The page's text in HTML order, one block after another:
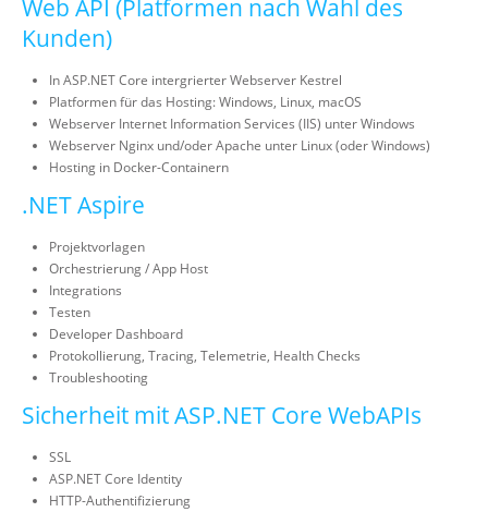
Web API (Platformen nach Wahl des
Kunden)
In ASP.NET Core intergrierter Webserver Kestrel
Platformen für das Hosting: Windows, Linux, macOS
Webserver Internet Information Services (IIS) unter Windows
Webserver Nginx und/oder Apache unter Linux (oder Windows)
Hosting in Docker-Containern
.NET Aspire
Projektvorlagen
Orchestrierung / App Host
Integrations
Testen
Developer Dashboard
Protokollierung, Tracing, Telemetrie, Health Checks
Troubleshooting
Sicherheit mit ASP.NET Core WebAPIs
SSL
ASP.NET Core Identity
HTTP-Authentifizierung